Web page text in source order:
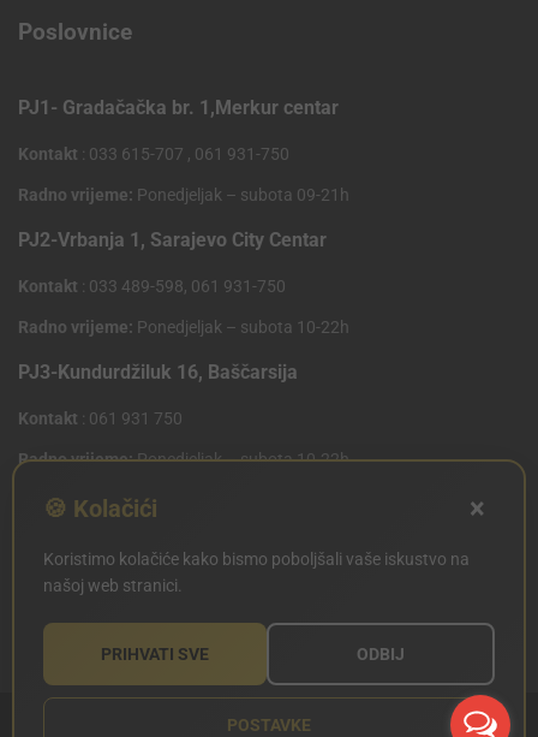
Poslovnice
PJ1- Gradačačka br. 1,Merkur centar
Kontakt : 033 615-707 , 061 931-750
Radno vrijeme: Ponedjeljak – subota 09-21h
PJ2-Vrbanja 1, Sarajevo City Centar
Kontakt : 033 489-598, 061 931-750
Radno vrijeme: Ponedjeljak – subota 10-22h
PJ3-Kundurdžiluk 16, Baščarsija
Kontakt : 061 931 750
Radno vrijeme:Ponedjeljak – subota 10-22h
PJ4 West Gate,Mostarsko raskrsce 10 (Penny Plus
Kontakt: 061 931 750
Radno vrijeme:Ponedjeljak – subota 09-21h
Copyright © SILVERLAND 2020. Sva prava zadržana. Created
🍪 Kolačići ×
Koristimo kolačiće kako bismo poboljšali vaše iskustvo na
našoj web stranici.
PRIHVATI SVE ODBIJ
POSTAVKE